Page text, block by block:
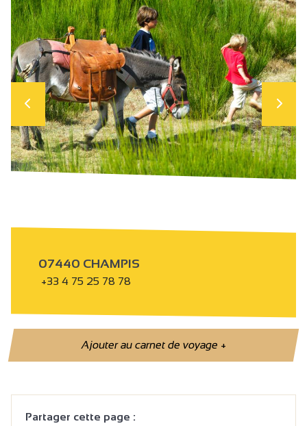
07440 CHAMPIS
+33 4 75 25 78 78
Ajouter au carnet de voyage+
Partager cette page :